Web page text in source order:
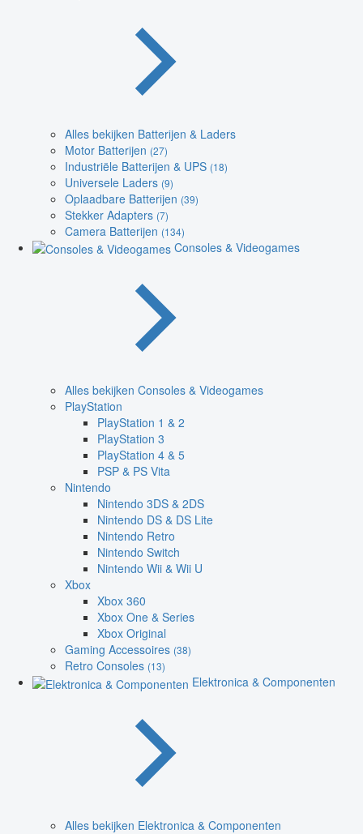
Alles bekijken Batterijen & Laders
Motor Batterijen (27)
Industriële Batterijen & UPS (18)
Universele Laders (9)
Oplaadbare Batterijen (39)
Stekker Adapters (7)
Camera Batterijen (134)
Consoles & Videogames
Alles bekijken Consoles & Videogames
PlayStation
PlayStation 1 & 2
PlayStation 3
PlayStation 4 & 5
PSP & PS Vita
Nintendo
Nintendo 3DS & 2DS
Nintendo DS & DS Lite
Nintendo Retro
Nintendo Switch
Nintendo Wii & Wii U
Xbox
Xbox 360
Xbox One & Series
Xbox Original
Gaming Accessoires (38)
Retro Consoles (13)
Elektronica & Componenten
Alles bekijken Elektronica & Componenten